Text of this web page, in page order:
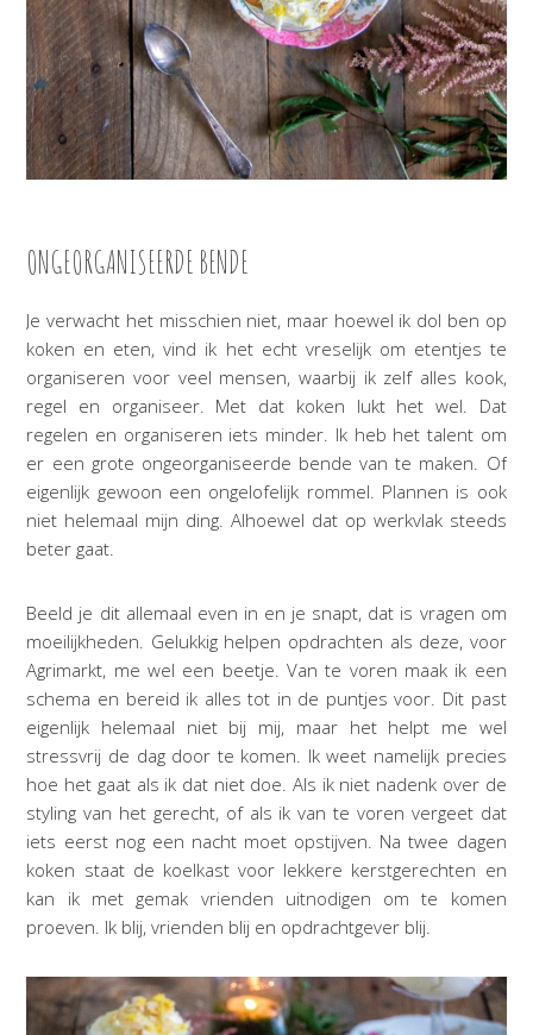
ONGEORGANISEERDE BENDE
Je verwacht het misschien niet, maar hoewel ik dol ben op
koken en eten, vind ik het echt vreselijk om etentjes te
organiseren voor veel mensen, waarbij ik zelf alles kook,
regel en organiseer. Met dat koken lukt het wel. Dat
regelen en organiseren iets minder. Ik heb het talent om
er een grote ongeorganiseerde bende van te maken. Of
eigenlijk gewoon een ongelofelijk rommel. Plannen is ook
niet helemaal mijn ding. Alhoewel dat op werkvlak steeds
beter gaat.
Beeld je dit allemaal even in en je snapt, dat is vragen om
moeilijkheden. Gelukkig helpen opdrachten als deze, voor
Agrimarkt, me wel een beetje. Van te voren maak ik een
schema en bereid ik alles tot in de puntjes voor. Dit past
eigenlijk helemaal niet bij mij, maar het helpt me wel
stressvrij de dag door te komen. Ik weet namelijk precies
hoe het gaat als ik dat niet doe. Als ik niet nadenk over de
styling van het gerecht, of als ik van te voren vergeet dat
iets eerst nog een nacht moet opstijven. Na twee dagen
koken staat de koelkast voor lekkere kerstgerechten en
kan ik met gemak vrienden uitnodigen om te komen
proeven. Ik blij, vrienden blij en opdrachtgever blij.